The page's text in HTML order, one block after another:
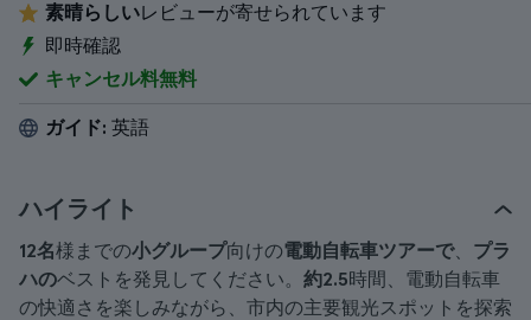
素晴らしいレビューが寄せられています
即時確認
キャンセル料無料
ガイド: 英語
ハイライト
12名様までの小グループ向けの電動自転車ツアーで、 プラ
ハのベストを発見してください。 約2.5時間、電動自転車
の快適さを楽しみながら、市内の主要観光スポットを探索